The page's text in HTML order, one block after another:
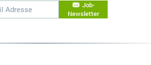
Job-
Newsletter